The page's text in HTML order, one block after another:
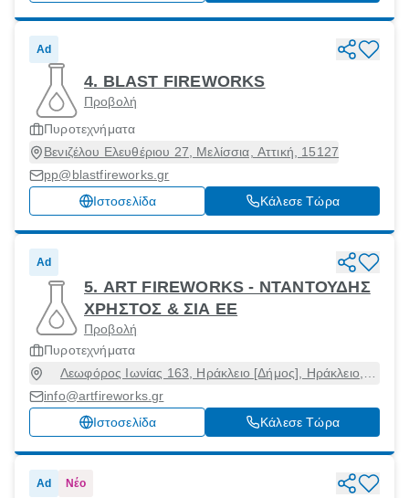
Ad
4. BLAST FIREWORKS
Προβολή
Πυροτεχνήματα
Βενιζέλου Ελευθέριου 27, Μελίσσια, Αττική, 15127
pp@blastfireworks.gr
Ιστοσελίδα
Κάλεσε Τώρα
Ad
5. ART FIREWORKS - ΝΤΑΝΤΟΥΔΗΣ
ΧΡΗΣΤΟΣ & ΣΙΑ ΕΕ
Προβολή
Πυροτεχνήματα
Λεωφόρος Ιωνίας 163, Ηράκλειο [Δήμος], Ηράκλειο,
info@artfireworks.gr
Ιστοσελίδα
Κάλεσε Τώρα
Ad Νέο